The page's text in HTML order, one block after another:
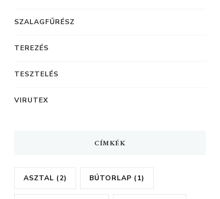
SZALAGFŰRÉSZ
TEREZÉS
TESZTELÉS
VIRUTEX
CÍMKÉK
ASZTAL (2) BÚTORLAP (1)